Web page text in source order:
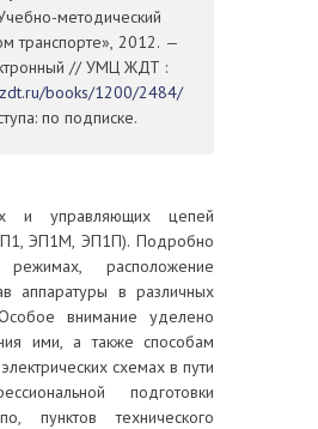
методический
транспорте», 2012. —
// УМЦ ЖДТ :
books/1200/2484/
по подписке.
и управляющих цепей
ЭП1М, ЭП1П). Подробно
расположение
аппаратуры в различных
внимание уделено
ими, а также способам
схемах в пути
подготовки
пунктов технического